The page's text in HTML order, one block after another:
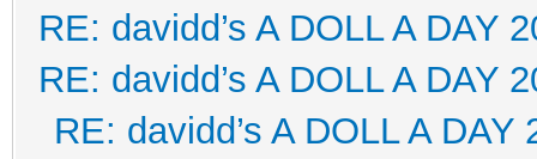
RE: davidd’s A DOLL A DAY
RE: davidd’s A DOLL A DAY
RE: davidd’s A DOLL A DAY